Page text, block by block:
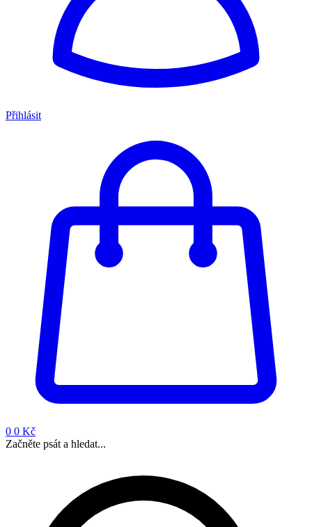
Přihlásit
0 0 Kč
Začněte psát a hledat...